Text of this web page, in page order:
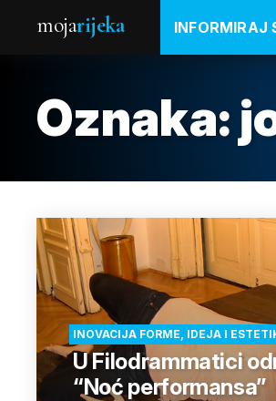
mojarijeka INFORMIRAJ
Oznaka:
INOVACIJA FORME, IDEJA I
U Filodrammatici
“Noć performansa”